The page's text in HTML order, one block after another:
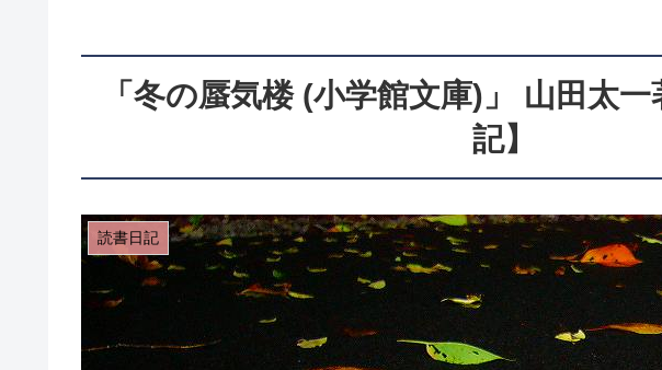
「冬の蜃気楼 (小学館文庫)」 山田太
記】
読書日記